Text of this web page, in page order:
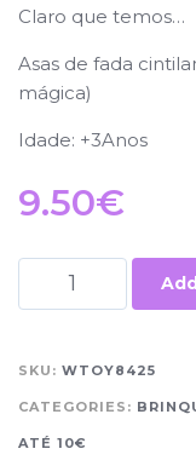
Claro que temos…
Asas de fada
mágica)
Idade: +3Anos
9.50€
SKU: WTOY8425
CATEGORIES:
ATÉ 10€